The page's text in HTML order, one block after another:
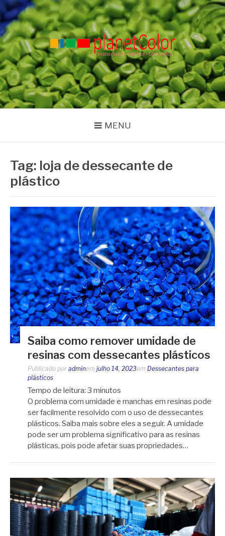
Pular
para
o
conteúdo
PLANET COLOR
Blog
MENU
Tag: loja de dessecante de
plástico
Saiba como remover umidade de
resinas com dessecantes plásticos
Publicado por adminem julho 14, 2023em Dessecantes para
plásticos
Tempo de leitura: 3 minutos
O problema com umidade e manchas em resinas pode
ser facilmente resolvido com o uso de dessecantes
plásticos. Saiba mais sobre eles a seguir. A umidade
pode ser um problema significativo para as resinas
plásticas, pois pode afetar suas propriedades…